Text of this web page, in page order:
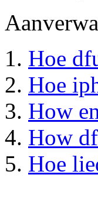
Hoe
Hoe
How
How
Hoe